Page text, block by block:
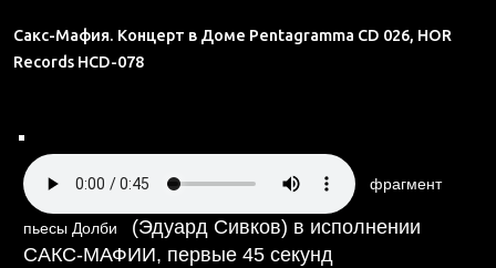
Сакс-Мафия. Концерт в Доме Pentagramma CD 026, HOR
Records HCD-078
фрагмент
пьесы Долби
(Эдуард Сивков) в исполнении
САКС-МАФИИ, первые 45 cекунд